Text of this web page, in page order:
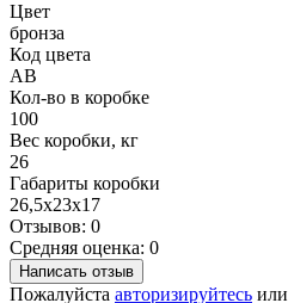
Цвет
бронза
Код цвета
AB
Кол-во в коробке
100
Вес коробки, кг
26
Габариты коробки
26,5х23х17
Отзывов: 0
Средняя оценка: 0
Написать отзыв
Пожалуйста авторизируйтесь или